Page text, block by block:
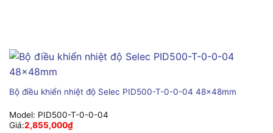
Bộ điều khiển nhiệt độ Selec PID500-T-0-0-04 48x48mm
Model: PID500-T-0-0-04
Giá:2,855,000₫